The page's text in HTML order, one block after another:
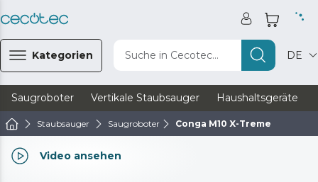
Kategorien Suche in Cecotec... DE
Saugroboter Vertikale Staubsauger Haushaltsgeräte
Staubsauger Saugroboter Conga M10 X-Treme
Video ansehen